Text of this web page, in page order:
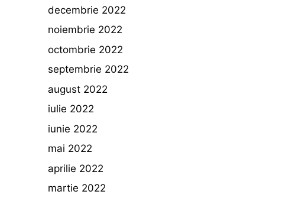
decembrie 2022
noiembrie 2022
octombrie 2022
septembrie 2022
august 2022
iulie 2022
iunie 2022
mai 2022
aprilie 2022
martie 2022